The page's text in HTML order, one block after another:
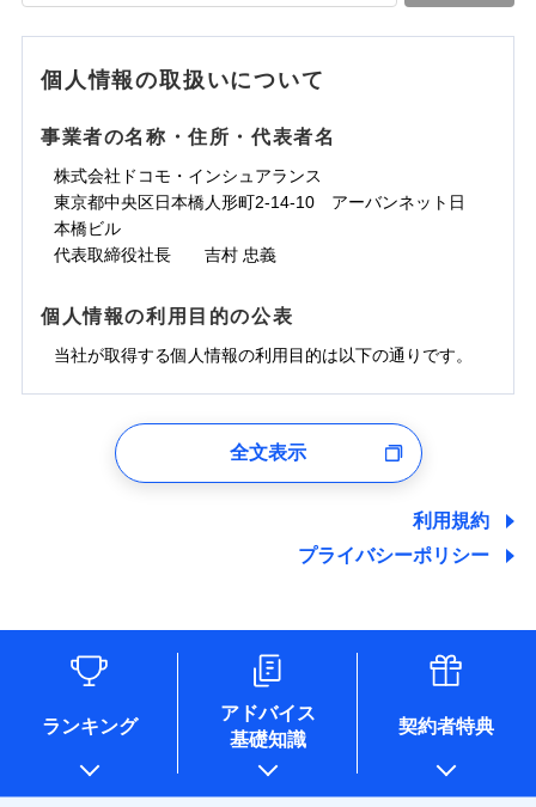
個人情報の取扱いについて
事業者の名称・住所・代表者名
株式会社ドコモ・インシュアランス
東京都中央区日本橋人形町2-14-10 アーバンネット日
本橋ビル
代表取締役社長 吉村 忠義
個人情報の利用目的の公表
当社が取得する個人情報の利用目的は以下の通りです。
ユーザー登録受付および、管理のため
しくは委託を受けている保険会社・提携会社の保険その他に
た維持管理等の委託業務遂行のため、またそれらに付帯、関
情報を取引のある他の保険会社の商品・サービスをご提案す
るために利用させていただくことがあります。）
各種セミナーの開催のため
アンケートやキャンペーン等の実施のため
上記に係る案内・手続き・管理等付帯業務を行うため
* 当社が委託を受けている保険会社の情報は、保険会社
のホームページに掲載しておりますので、ご確認くださ
全文表示
利用規約
プライバシーポリシー
ランキング
アドバイス
基礎知識
契約者特典